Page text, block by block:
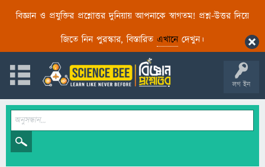
বিজ্ঞান ও প্রযুক্তির প্রশ্নোত্তর দুনিয়ায় আপনাকে স্বাগতম! প্রশ্ন-উত্তর দিয়ে
জিতে নিন পুরস্কার, বিস্তারিত এখানেদেখুন।
লগ ইন